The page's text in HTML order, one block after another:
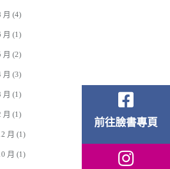
月 (4)
月 (1)
月 (2)
月 (3)
月 (1)
月 (1)
月 (1)
月 (1)
前往臉書專頁